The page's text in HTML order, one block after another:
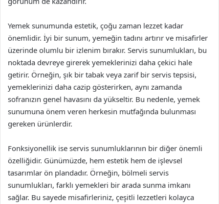
Yemek sunumunda estetik, çoğu zaman lezzet kadar
önemlidir. İyi bir sunum, yemeğin tadını artırır ve misafirler
üzerinde olumlu bir izlenim bırakır. Servis sunumlukları, bu
noktada devreye girerek yemeklerinizi daha çekici hale
getirir. Örneğin, şık bir tabak veya zarif bir servis tepsisi,
yemeklerinizi daha cazip gösterirken, aynı zamanda
sofranızın genel havasını da yükseltir. Bu nedenle, yemek
sunumuna önem veren herkesin mutfağında bulunması
gereken ürünlerdir.
Fonksiyonellik ise servis sunumluklarının bir diğer önemli
özelliğidir. Günümüzde, hem estetik hem de işlevsel
tasarımlar ön plandadır. Örneğin, bölmeli servis
sunumlukları, farklı yemekleri bir arada sunma imkanı
sağlar. Bu sayede misafirleriniz, çeşitli lezzetleri kolayca